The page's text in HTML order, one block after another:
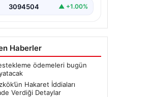
3094504 ▲ +1.00%
Haberler
ödemeleri bugün
Hakaret İddiaları
Verdiği Detaylar